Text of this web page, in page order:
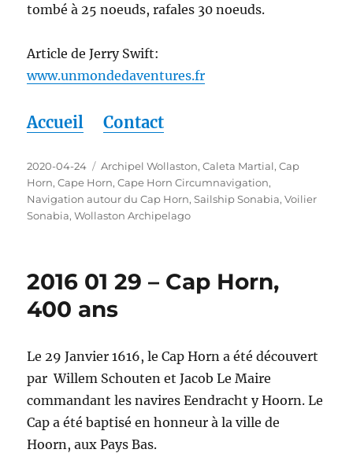
tombé à 25 noeuds, rafales 30 noeuds.
Article de Jerry Swift:
www.unmondedaventures.fr
Accueil Contact
Publié
le
2020-04-24 Étiquettes
Archipel Wollaston,Caleta Martial,Cap
Horn,Cape Horn,Cape Horn Circumnavigation,
Navigation autour du Cap Horn,Sailship Sonabia,Voilier
Sonabia,Wollaston Archipelago
2016 01 29 – Cap Horn,
400 ans
Le 29 Janvier 1616, le Cap Horn a été découvert
par Willem Schouten et Jacob Le Maire
commandant les navires Eendracht y Hoorn. Le
Cap a été baptisé en honneur à la ville de
Hoorn, aux Pays Bas.